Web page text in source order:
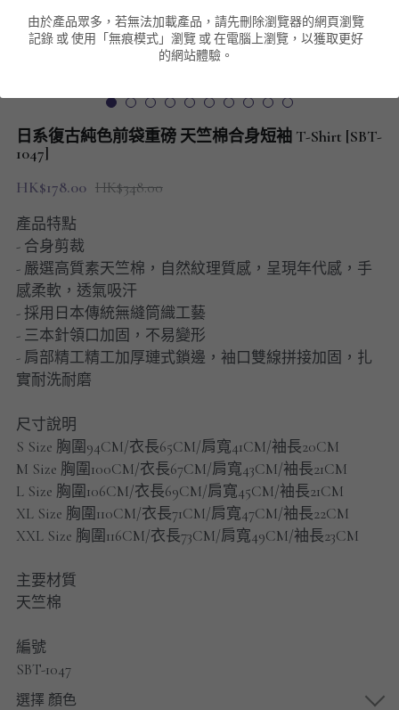
短袖 POLO T-Shirt
針織外套
棒球外套
夾棉外套
男裝衛衣
連帽衛衣
長褲
九分褲
短褲
搜索
日系復古純色前袋重磅 天竺棉合身短袖 T-Shirt [SBT-
1047]
HK$178.00 HK$348.00
產品特點
- 合身剪裁
- 嚴選高質素天竺棉，自然紋理質感，呈現年代感，手
感柔軟，透氣吸汗
- 採用日本傳統無縫筒織工藝
- 三本針領口加固，不易變形
- 肩部精工精工加厚璉式鎖邊，袖口雙線拼接加固，扎
實耐洗耐磨
尺寸說明
S Size 胸圍94CM/衣長65CM/肩寬41CM/袖長20CM
M Size 胸圍100CM/衣長67CM/肩寬43CM/袖長21CM
L Size 胸圍106CM/衣長69CM/肩寬45CM/袖長21CM
XL Size 胸圍110CM/衣長71CM/肩寬47CM/袖長22CM
XXL Size 胸圍116CM/衣長73CM/肩寬49CM/袖長23CM
主要材質
天竺棉
編號
SBT-1047
選擇 顏色
針織外套
頸鏈
男裝長袖T-SHIRT
HOT ITEMS
NEW ARRIVALS
男裝長褲
男裝九分褲
男裝外套
男裝短袖 T-SHIRT
重磅純色 長袖T-Shirt 系列
重磅純色 衛衣 系列
男士短袖恤衫
由於產品眾多，若無法加載產品，請先刪除瀏覽器的網頁瀏覽
記錄 或 使用「無痕模式」瀏覽 或 在電腦上瀏覽，以獲取更好
的網站體驗。